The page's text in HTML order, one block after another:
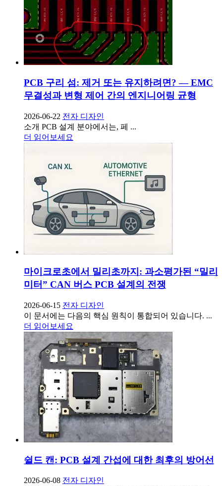
PCB 구리 섬: 제거 또는 유지하려면? — EMC
무결성과 변형 제어 간의 엔지니어링 균형
2026-06-22 전자 디자인
소개 PCB 설계 분야에서는, 페 ...
더 읽어보세요
마이크로초에서 밀리초까지: 과소평가된 “밀리
미터” CAN 버스 PCB 설계의 전쟁
2026-06-15 전자 디자인
이 문서에는 다음의 핵심 원칙이 통합되어 있습니다. ...
더 읽어보세요
쉴드 캔: PCB 설계 간섭에 대한 최후의 방어선
2026-06-08 전자 디자인